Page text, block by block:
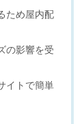
ため屋内配
の影響を受
イトで簡単